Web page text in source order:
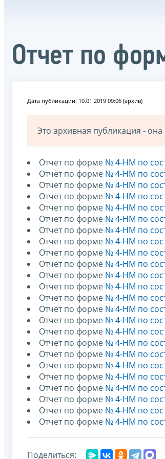
Отчет по
Дата публикации: 10.01.2019 09:06 (архив)
Это архивная публикация -
Отчет по форме № 4-НМ по
Отчет по форме № 4-НМ по
Отчет по форме № 4-НМ по
Отчет по форме № 4-НМ по
Отчет по форме № 4-НМ по
Отчет по форме № 4-НМ по
Отчет по форме № 4-НМ по
Отчет по форме № 4-НМ по
Отчет по форме № 4-НМ по
Отчет по форме № 4-НМ по
Отчет по форме № 4-НМ по
Отчет по форме № 4-НМ по
Отчет по форме № 4-НМ по
Отчет по форме № 4-НМ по
Отчет по форме № 4-НМ по
Отчет по форме № 4-НМ по
Отчет по форме № 4-НМ по
Отчет по форме № 4-НМ по
Отчет по форме № 4-НМ по
Отчет по форме № 4-НМ по
Отчет по форме № 4-НМ по
Отчет по форме № 4-НМ по
Отчет по форме № 4-НМ по
Отчет по форме № 4-НМ по
Поделиться: